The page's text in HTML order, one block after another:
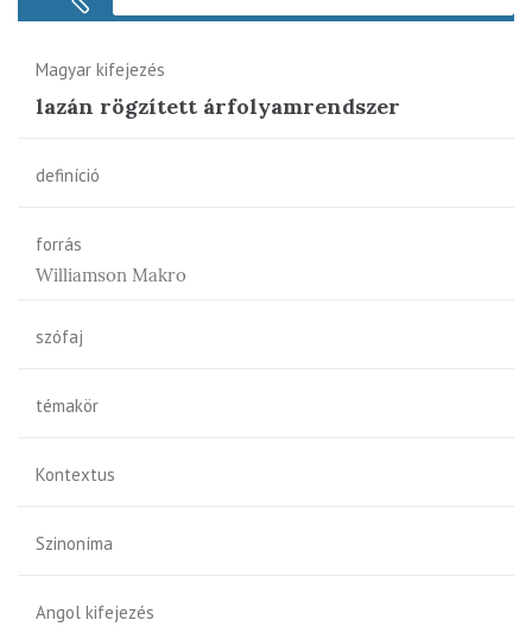
Magyar kifejezés
lazán rögzített árfolyamrendszer
definíció
forrás
Williamson Makro
szófaj
témakör
Kontextus
Szinoníma
Angol kifejezés